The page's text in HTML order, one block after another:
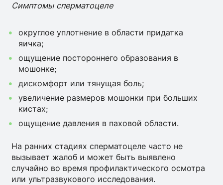
Симптомы сперматоцеле
округлое уплотнение в области придатка
яичка;
ощущение постороннего образования в
мошонке;
дискомфорт или тянущая боль;
увеличение размеров мошонки при больших
кистах;
ощущение давления в паховой области.
На ранних стадиях сперматоцеле часто не
вызывает жалоб и может быть выявлено
случайно во время профилактического осмотра
или ультразвукового исследования.